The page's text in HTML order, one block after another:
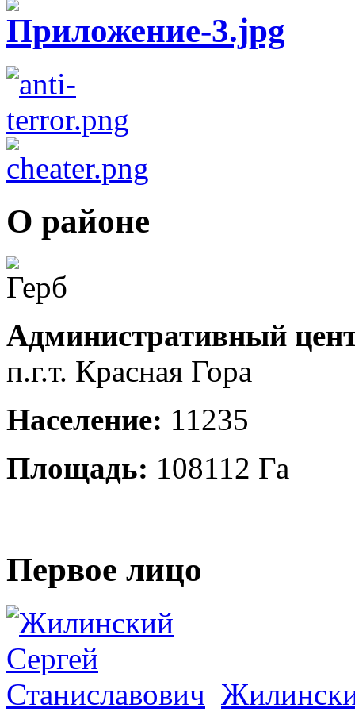
О районе
Административный
п.г.т. Красная Гора
Население: 11235
Площадь: 108112 Га
Первое лицо